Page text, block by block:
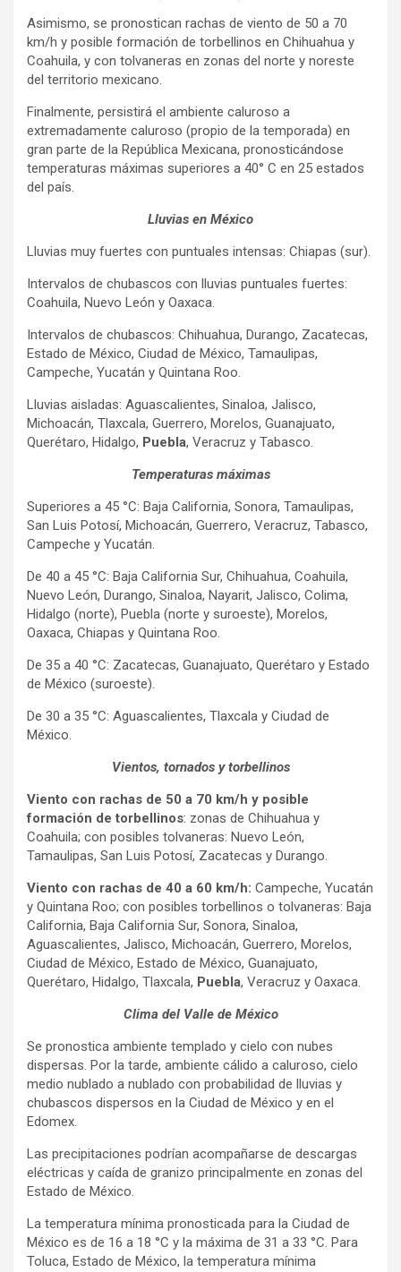
Asimismo, se pronostican rachas de viento de 50 a 70
km/h y posible formación de torbellinos en Chihuahua y
Coahuila, y con tolvaneras en zonas del norte y noreste
del territorio mexicano.
Finalmente, persistirá el ambiente caluroso a
extremadamente caluroso (propio de la temporada) en
gran parte de la República Mexicana, pronosticándose
temperaturas máximas superiores a 40° C en 25 estados
del país.
Lluvias en México
Lluvias muy fuertes con puntuales intensas: Chiapas (sur).
Intervalos de chubascos con lluvias puntuales fuertes:
Coahuila, Nuevo León y Oaxaca.
Intervalos de chubascos: Chihuahua, Durango, Zacatecas,
Estado de México, Ciudad de México, Tamaulipas,
Campeche, Yucatán y Quintana Roo.
Lluvias aisladas: Aguascalientes, Sinaloa, Jalisco,
Michoacán, Tlaxcala, Guerrero, Morelos, Guanajuato,
Querétaro, Hidalgo, Puebla, Veracruz y Tabasco.
Temperaturas máximas
Superiores a 45 °C: Baja California, Sonora, Tamaulipas,
San Luis Potosí, Michoacán, Guerrero, Veracruz, Tabasco,
Campeche y Yucatán.
De 40 a 45 °C: Baja California Sur, Chihuahua, Coahuila,
Nuevo León, Durango, Sinaloa, Nayarit, Jalisco, Colima,
Hidalgo (norte), Puebla (norte y suroeste), Morelos,
Oaxaca, Chiapas y Quintana Roo.
De 35 a 40 °C: Zacatecas, Guanajuato, Querétaro y Estado
de México (suroeste).
De 30 a 35 °C: Aguascalientes, Tlaxcala y Ciudad de
México.
Vientos, tornados y torbellinos
Viento con rachas de 50 a 70 km/h y posible
formación de torbellinos: zonas de Chihuahua y
Coahuila; con posibles tolvaneras: Nuevo León,
Tamaulipas, San Luis Potosí, Zacatecas y Durango.
Viento con rachas de 40 a 60 km/h: Campeche, Yucatán
y Quintana Roo; con posibles torbellinos o tolvaneras: Baja
California, Baja California Sur, Sonora, Sinaloa,
Aguascalientes, Jalisco, Michoacán, Guerrero, Morelos,
Ciudad de México, Estado de México, Guanajuato,
Querétaro, Hidalgo, Tlaxcala, Puebla, Veracruz y Oaxaca.
Clima del Valle de México
Se pronostica ambiente templado y cielo con nubes
dispersas. Por la tarde, ambiente cálido a caluroso, cielo
medio nublado a nublado con probabilidad de lluvias y
chubascos dispersos en la Ciudad de México y en el
Edomex.
Las precipitaciones podrían acompañarse de descargas
eléctricas y caída de granizo principalmente en zonas del
Estado de México.
La temperatura mínima pronosticada para la Ciudad de
México es de 16 a 18 °C y la máxima de 31 a 33 °C. Para
Toluca, Estado de México, la temperatura mínima